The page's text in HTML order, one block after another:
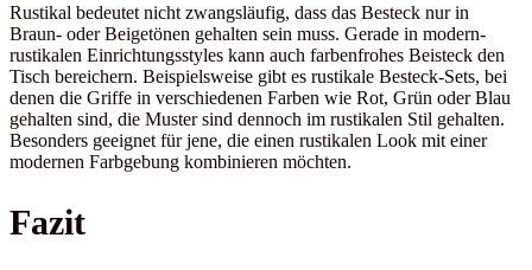
Rustikal bedeutet nicht zwangsläufig, dass das Besteck nur in
Braun- oder Beigetönen gehalten sein muss. Gerade in modern-
rustikalen Einrichtungsstyles kann auch farbenfrohes Beisteck den
Tisch bereichern. Beispielsweise gibt es rustikale Besteck-Sets, bei
denen die Griffe in verschiedenen Farben wie Rot, Grün oder Blau
gehalten sind, die Muster sind dennoch im rustikalen Stil gehalten.
Besonders geeignet für jene, die einen rustikalen Look mit einer
modernen Farbgebung kombinieren möchten.
Fazit